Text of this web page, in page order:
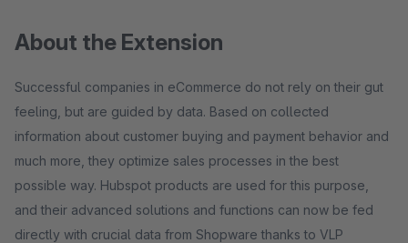
About the Extension
Successful companies in eCommerce do not rely on their gut
feeling, but are guided by data. Based on collected
information about customer buying and payment behavior and
much more, they optimize sales processes in the best
possible way. Hubspot products are used for this purpose,
and their advanced solutions and functions can now be fed
directly with crucial data from Shopware thanks to VLP